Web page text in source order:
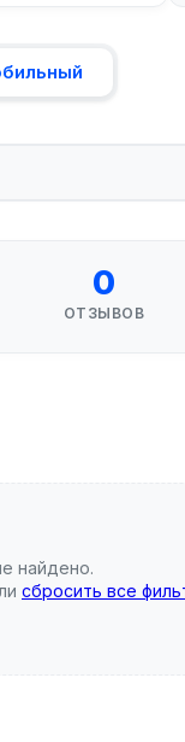
0
ОТЗЫВОВ
найдено.
сбросить все